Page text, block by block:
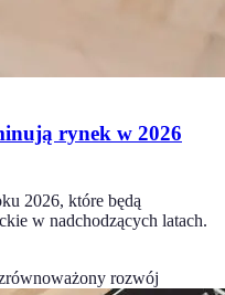
rynek w 2026
2026, które będą
w nadchodzących latach.
rozwój